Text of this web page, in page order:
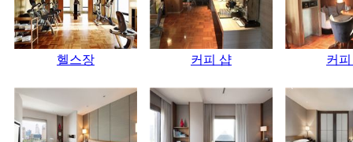
헬스장 커피 샵 커